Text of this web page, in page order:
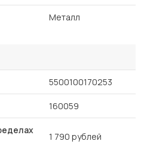
Металл
5500100170253
160059
1 790 рублей